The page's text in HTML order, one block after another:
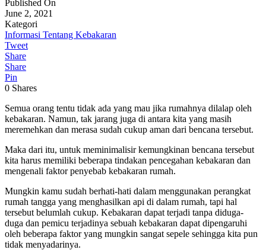
Published On
June 2, 2021
Kategori
Informasi Tentang Kebakaran
Tweet
Share
Share
Pin
0 Shares
Semua orang tentu tidak ada yang mau jika rumahnya dilalap oleh
kebakaran. Namun, tak jarang juga di antara kita yang masih
meremehkan dan merasa sudah cukup aman dari bencana tersebut.
Maka dari itu, untuk meminimalisir kemungkinan bencana tersebut
kita harus memiliki beberapa tindakan pencegahan kebakaran dan
mengenali faktor penyebab kebakaran rumah.
Mungkin kamu sudah berhati-hati dalam menggunakan perangkat
rumah tangga yang menghasilkan api di dalam rumah, tapi hal
tersebut belumlah cukup. Kebakaran dapat terjadi tanpa diduga-
duga dan pemicu terjadinya sebuah kebakaran dapat dipengaruhi
oleh beberapa faktor yang mungkin sangat sepele sehingga kita pun
tidak menyadarinya.